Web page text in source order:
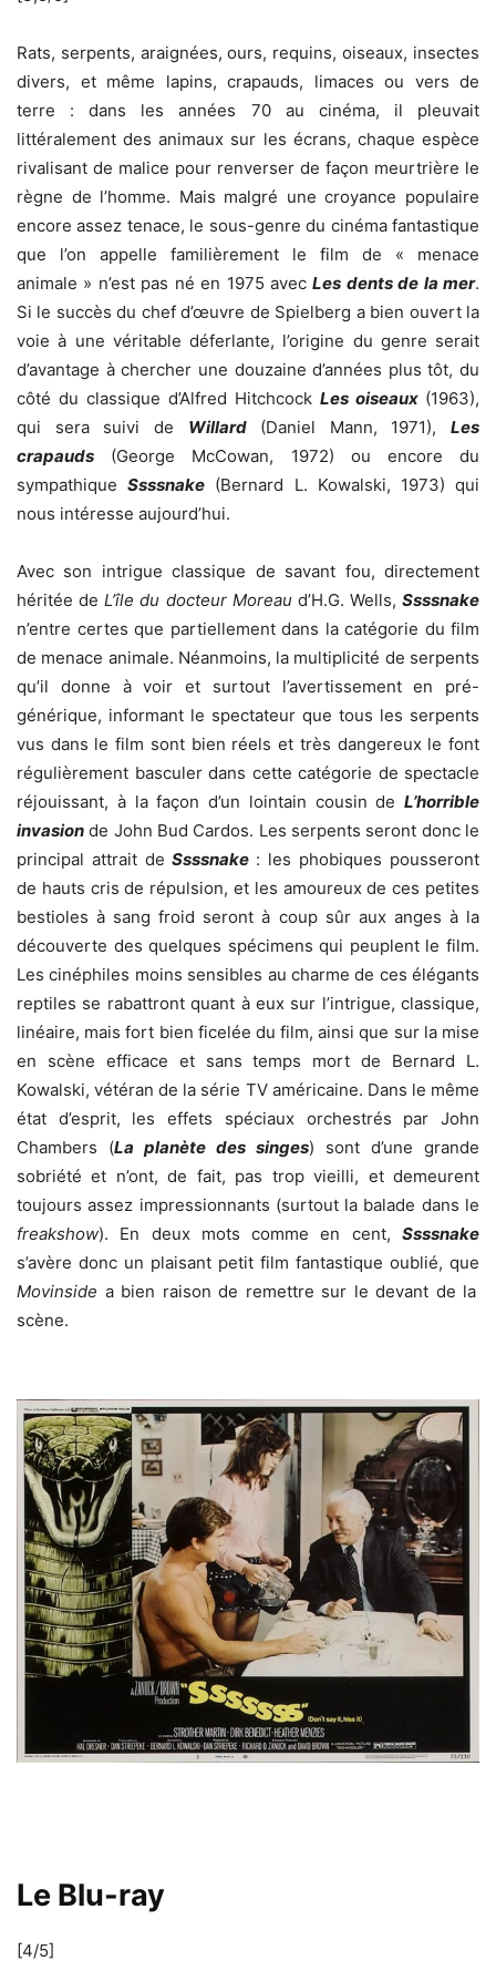
Rats, serpents, araignées, ours, requins, oiseaux, insectes
divers, et même lapins, crapauds, limaces ou vers de
terre : dans les années 70 au cinéma, il pleuvait
littéralement des animaux sur les écrans, chaque espèce
rivalisant de malice pour renverser de façon meurtrière le
règne de l’homme. Mais malgré une croyance populaire
encore assez tenace, le sous-genre du cinéma fantastique
que l’on appelle familièrement le film de « menace
animale » n’est pas né en 1975 avecLes dents de la mer.
Si le succès du chef d’œuvre de Spielberg a bien ouvert la
voie à une véritable déferlante, l’origine du genre serait
d’avantage à chercher une douzaine d’années plus tôt, du
côté du classique d’Alfred Hitchcock Les oiseaux (1963),
qui sera suivi de Willard(Daniel Mann, 1971), Les
crapauds (George McCowan, 1972) ou encore du
sympathiqueSsssnake (Bernard L. Kowalski, 1973) qui
nous intéresse aujourd’hui.
Avec son intrigue classique de savant fou, directement
héritée deL’île du docteur Moreaud’H.G. Wells, Ssssnake
n’entre certes que partiellement dans la catégorie du film
de menace animale. Néanmoins, la multiplicité de serpents
qu’il donne à voir et surtout l’avertissement en pré-
générique, informant le spectateur que tous les serpents
vus dans le film sont bien réels et très dangereux le font
régulièrement basculer dans cette catégorie de spectacle
réjouissant, à la façon d’un lointain cousin de L’horrible
invasion de John Bud Cardos. Les serpents seront donc le
principal attrait de Ssssnake: les phobiques pousseront
de hauts cris de répulsion, et les amoureux de ces petites
bestioles à sang froid seront à coup sûr aux anges à la
découverte des quelques spécimens qui peuplent le film.
Les cinéphiles moins sensibles au charme de ces élégants
reptiles se rabattront quant à eux sur l’intrigue, classique,
linéaire, mais fort bien ficelée du film, ainsi que sur la mise
en scène efficace et sans temps mort de Bernard L.
Kowalski, vétéran de la série TV américaine. Dans le même
état d’esprit, les effets spéciaux orchestrés par John
Chambers (La planète des singes) sont d’une grande
sobriété et n’ont, de fait, pas trop vieilli, et demeurent
toujours assez impressionnants (surtout la balade dans le
freakshow). En deux mots comme en cent, Ssssnake
s’avère donc un plaisant petit film fantastique oublié, que
Movinside a bien raison de remettre sur le devant de la
scène.
Le Blu-ray
[4/5]